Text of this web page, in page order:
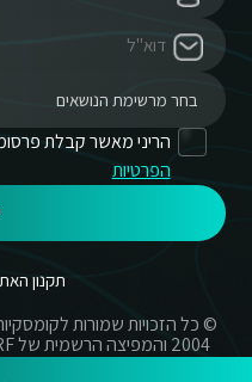
הריני מאשר קבלת
הפרטיות
תקנון
מסחריים אשר בשימוש באתר